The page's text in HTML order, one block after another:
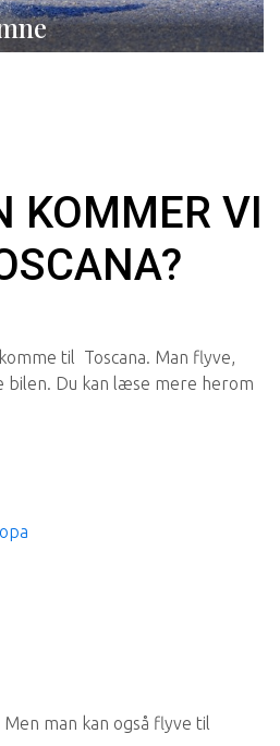
KOMMER VI
til Toscana. Man flyve,
bilen. Du kan læse mere herom
Men man kan også flyve til